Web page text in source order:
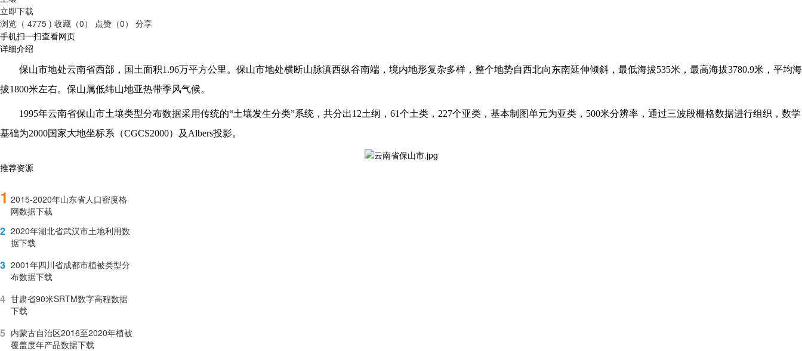
立即下载
浏览（ 4775 ) 收藏（0） 点赞（0）
分享
手机扫一扫查看网页
详细介绍
保山市地处云南省西部，国土面积1.96万平方公里。保山市地处横断山脉滇西纵谷南端，境内地形复杂多样，整个地势自西北向东南延伸倾斜，最低海拔535米，最高海拔3780.9米，平均海
拔1800米左右。保山属低纬山地亚热带季风气候。
1995年云南省保山市土壤类型分布数据采用传统的“土壤发生分类”系统，共分出12土纲，61个土类，227个亚类，基本制图单元为亚类，500米分辨率，通过三波段栅格数据进行组织，数学
基础为2000国家大地坐标系（CGCS2000）及Albers投影。
推荐资源
1 2015-2020年山东省人口密度格
网数据下载
2 2020年湖北省武汉市土地利用数
据下载
3 2001年四川省成都市植被类型分
布数据下载
4 甘肃省90米SRTM数字高程数据
下载
5 内蒙古自治区2016至2020年植被
覆盖度年产品数据下载